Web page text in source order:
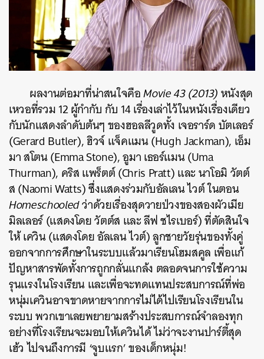
ผลงานต่อมาที่น่าสนใจคือMovie 43 (2013)หนังสุด
เหวอที่รวม 12 ผู้กำกับ กับ 14 เรื่องเล่าไว้ในหนังเรื่องเดียว
กับนักแสดงลำดับต้นๆ ของฮอลลีวูดทั้ง เจอราร์ด บัตเลอร์
(Gerard Butler), ฮิวจ์ แจ็คแมน (Hugh Jackman), เอ็ม
มา สโตน (Emma Stone), อูมา เธอร์แมน (Uma
Thurman), คริส แพร็ตต์ (Chris Pratt) และ นาโอมิ วัตต์
ส (Naomi Watts) ซึ่งแสดงร่วมกับอัลเลน ไวต์ ในตอน
Homeschooledว่าด้วยเรื่องสุดวายป่วงของสองผัวเมีย
มิลเลอร์ (แสดงโดย วัตต์ส และ ลีฟ ชไรเบอร์) ที่ตัดสินใจ
ให้ เควิน (แสดงโดย อัลเลน ไวต์) ลูกชายวัยรุ่นของทั้งคู่
ออกจากการศึกษาในระบบแล้วมาเรียนโฮมสคูล เพื่อแก้
ปัญหาสารพัดทั้งการถูกกลั่นแกล้ง ตลอดจนการใช้ความ
รุนแรงในโรงเรียน และเพื่อจะทดแทนประสบการณ์ที่พ่อ
หนุ่มเควินอาจขาดหายจากการไม่ได้ไปเรียนโรงเรียนใน
ระบบ พวกเขาเลยพยายามสร้างประสบการณ์จำลองทุก
อย่างที่โรงเรียนจะมอบให้เควินได้ ไม่ว่าจะงานปาร์ตี้สุด
เฮ้ว ไปจนถึงการมี ‘จูบแรก’ ของเด็กหนุ่ม!